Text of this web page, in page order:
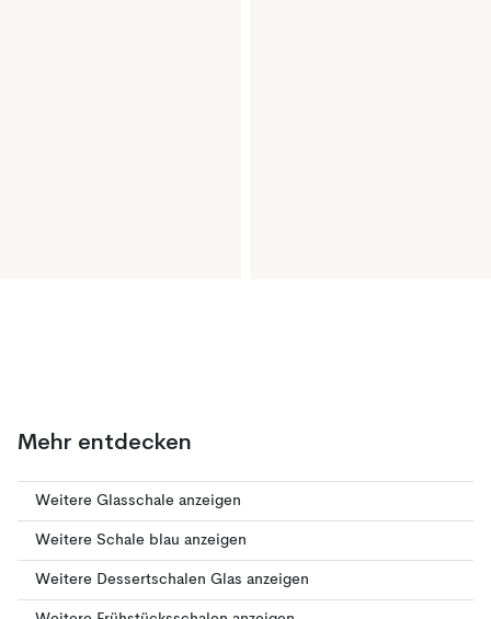
Mehr entdecken
Weitere Glasschale anzeigen
Weitere Schale blau anzeigen
Weitere Dessertschalen Glas anzeigen